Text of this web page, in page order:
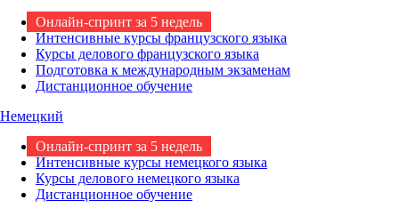
Онлайн-спринт за 5 недель
Интенсивные курсы французского языка
Курсы делового французского языка
Подготовка к международным экзаменам
Дистанционное обучение
Немецкий
Онлайн-спринт за 5 недель
Интенсивные курсы немецкого языка
Курсы делового немецкого языка
Дистанционное обучение